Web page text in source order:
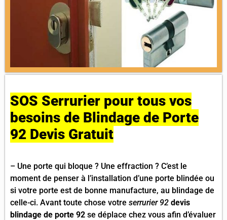
SOS Serrurier pour tous vos
besoins de Blindage de Porte
92 Devis Gratuit
– Une porte qui bloque ? Une effraction ? C’est le
moment de penser à l’installation d’une porte blindée ou
si votre porte est de bonne manufacture, au blindage de
celle-ci. Avant toute chose votre serrurier 92 devis
blindage de porte 92 se déplace chez vous afin d’évaluer